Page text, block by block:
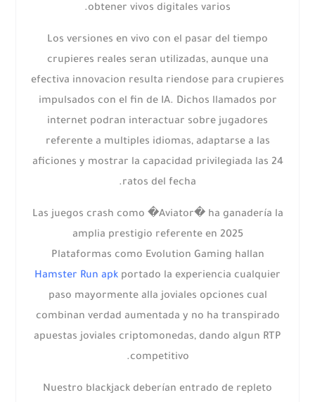
obtener vivos digitales varios.
Los versiones en vivo con el pasar del tiempo
crupieres reales seran utilizadas, aunque una
efectiva innovacion resulta riendose para crupieres
impulsados con el fin de IA. Dichos llamados por
internet podran interactuar sobre jugadores
referente a multiples idiomas, adaptarse a las
aficiones y mostrar la capacidad privilegiada las 24
ratos del fecha.
Las juegos crash como �Aviator� ha ganadería la
amplia prestigio referente en 2025
Plataformas como Evolution Gaming hallan
Hamster Run apk portado la experiencia cualquier
paso mayormente alla joviales opciones cual
combinan verdad aumentada y no ha transpirado
apuestas joviales criptomonedas, dando algun RTP
competitivo.
Nuestro blackjack deberían entrado de repleto